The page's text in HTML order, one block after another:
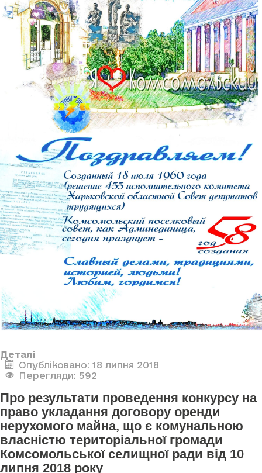
Деталі
Опубліковано: 18 липня 2018
Перегляди: 592
Про результати проведення конкурсу на
право укладання договору оренди
нерухомого майна, що є комунальною
власністю територіальної громади
Комсомольської селищної ради від 10
липня 2018 року